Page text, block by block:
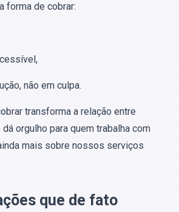
forma de cobrar:
não em culpa.
transforma a relação entre
orgulho para quem trabalha com
mais sobre nossos serviços
que de fato